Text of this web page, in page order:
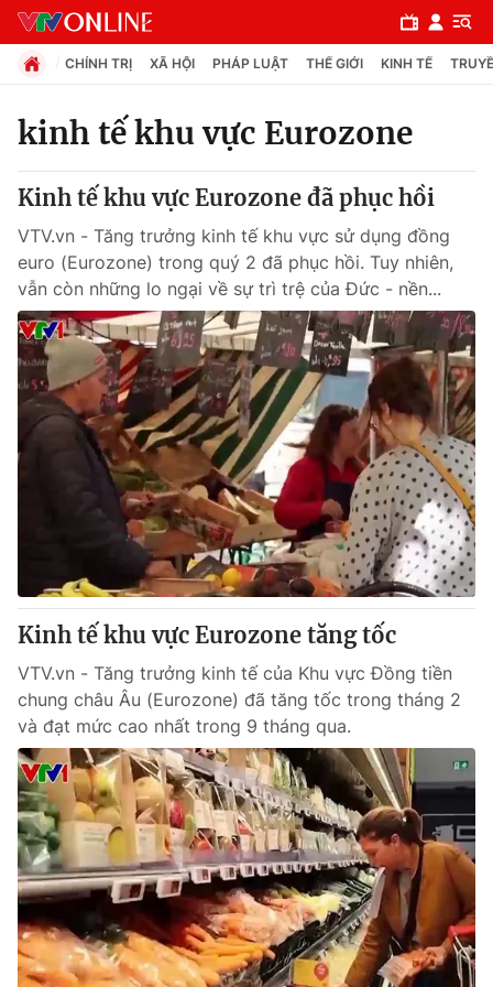
Chuyên mục
Xã hội
Pháp luật
Y tế
Thế giới đó đây
Câu chuyện quốc tế
Tài chính
Thị trường
Góc doanh nghiệp
Dữ liệu và đời sống
Truyền hình
Phim VTV
Hậu trường
Nhân vật
Khán giả
Giải sao mai
Giải trí
Điện ảnh
Âm nhạc
Sao
Đời sống
Du lịch
Làm đẹp
Chất lượng cuộc sống
Giáo dục
Tuyển sinh
Học trực tuyến
Công nghệ
Hitech Công nghệ tương lai
CHÍNH TRỊ XÃ HỘI PHÁP LUẬT THẾ GIỚI KINH TẾ
kinh tế khu vực Eurozone
Kinh tế khu vực Eurozone đã phục hồi
VTV.vn - Tăng trưởng kinh tế khu vực sử dụng đồng
euro (Eurozone) trong quý 2 đã phục hồi. Tuy nhiên,
vẫn còn những lo ngại về sự trì trệ của Đức - nền...
Kinh tế khu vực Eurozone tăng tốc
VTV.vn - Tăng trưởng kinh tế của Khu vực Đồng tiền
chung châu Âu (Eurozone) đã tăng tốc trong tháng 2
và đạt mức cao nhất trong 9 tháng qua.